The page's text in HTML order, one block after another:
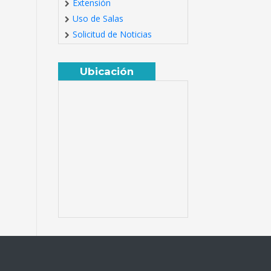
Extensión
Uso de Salas
Solicitud de Noticias
Ubicación